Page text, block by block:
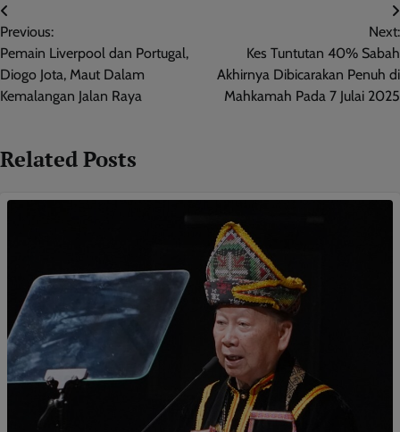
Post
navigation
Previous:
Pemain Liverpool dan Portugal,
Diogo Jota, Maut Dalam
Kemalangan Jalan Raya
Next:
Kes Tuntutan 40% Sabah
Akhirnya Dibicarakan Penuh di
Mahkamah Pada 7 Julai 2025
Related Posts